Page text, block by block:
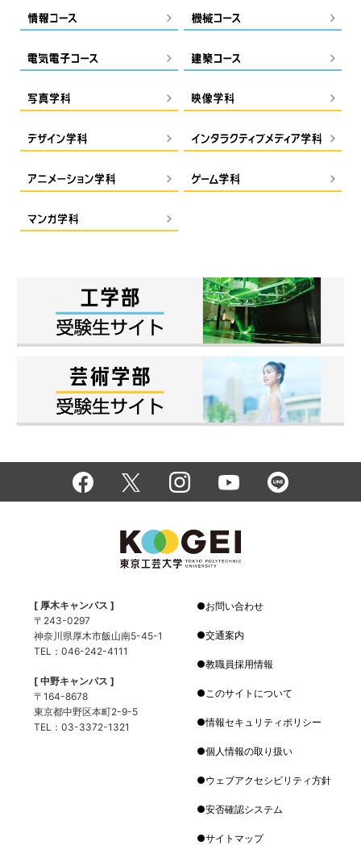
[ 厚木キャンパス ]
〒243-0297
神奈川県厚木市飯山南5-45-1
TEL：046-242-4111
[ 中野キャンパス ]
〒164-8678
東京都中野区本町2-9-5
TEL：03-3372-1321
お問い合わせ
交通案内
教職員採用情報
このサイトについて
情報セキュリティポリシー
個人情報の取り扱い
ウェブアクセシビリティ方針
安否確認システム
サイトマップ